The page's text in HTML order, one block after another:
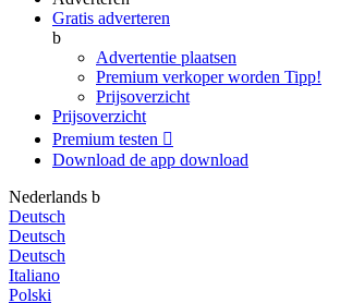
Gratis adverteren
b
Advertentie plaatsen
Premium verkoper worden Tipp!
Prijsoverzicht
Prijsoverzicht
Premium testen 
Download de app download
Nederlands b
Deutsch
Deutsch
Deutsch
Italiano
Polski